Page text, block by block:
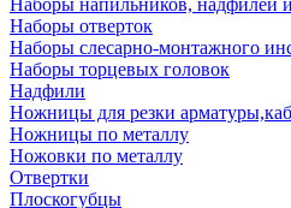
Наборы напильников, надфилей
Наборы отверток
Наборы слесарно-монтажного
Наборы торцевых головок
Надфили
Ножницы для резки
Ножницы по металлу
Ножовки по металлу
Отвертки
Плоскогубцы